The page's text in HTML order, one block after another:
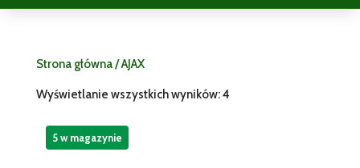
Strona główna/ AJAX
Wyświetlanie wszystkich wyników: 4
5 w magazynie